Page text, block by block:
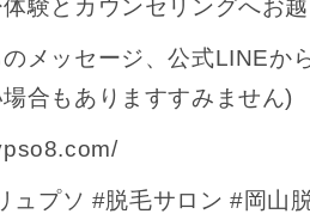
験とカウンセリングへお
メッセージ、公式LINEか
合もありますすみません)
ュプソ #脱毛サロン #岡山